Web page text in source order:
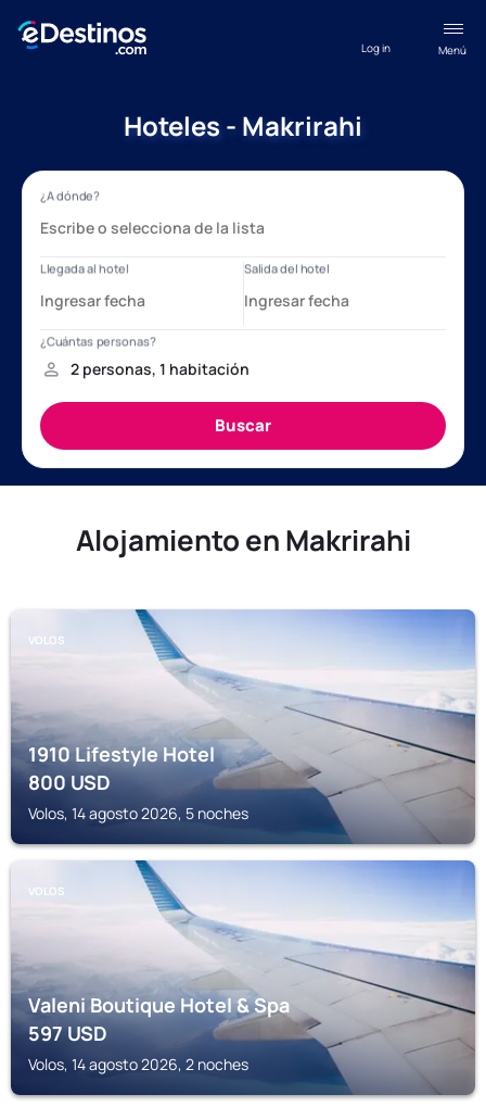
Menú
Log in
Hoteles - Makrirahi
Alojamiento en Makrirahi
VOLOS
1910 Lifestyle Hotel
800USD
Volos, 14 agosto 2026, 5 noches
VOLOS
Valeni Boutique Hotel & Spa
597USD
Volos, 14 agosto 2026, 2 noches